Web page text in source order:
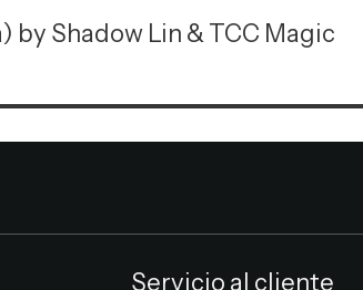
Shadow Lin & TCC Magic
Servicio al cliente